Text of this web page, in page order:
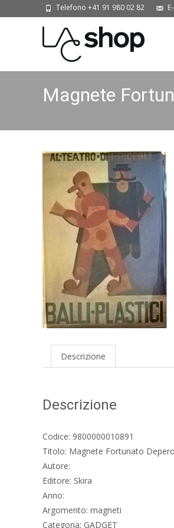
Telefono +41 91 980 02 82
Magnete
Descrizione
Descrizione
Codice: 9800000010891
Titolo: Magnete Fortunato Depero
Autore:
Editore: Skira
Anno:
Argomento: magneti
Categoria: GADGET